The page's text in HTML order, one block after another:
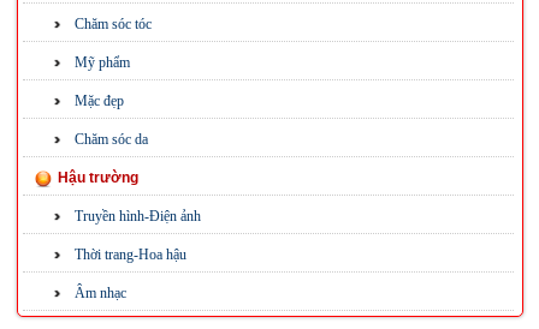
Chăm sóc tóc
Mỹ phẩm
Mặc đẹp
Chăm sóc da
Hậu trường
Truyền hình-Điện ảnh
Thời trang-Hoa hậu
Âm nhạc